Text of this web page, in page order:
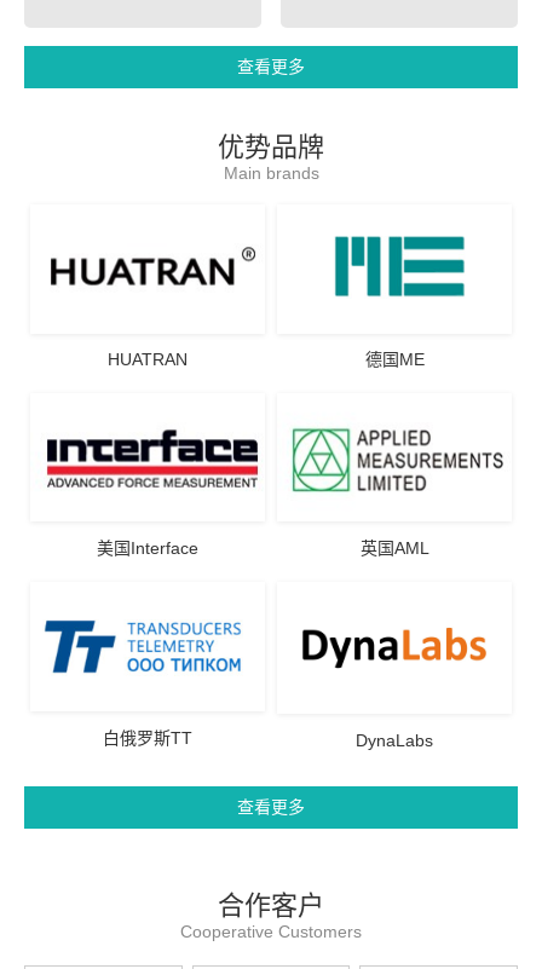
查看更多
优势品牌
Main brands
HUATRAN 德国ME
美国Interface 英国AML
白俄罗斯TT DynaLabs
查看更多
合作客户
Cooperative Customers